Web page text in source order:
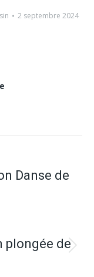
2 septembre 2024
Danse de
plongée de